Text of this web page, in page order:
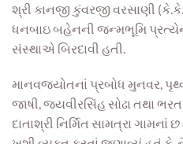
શ્રી કાનજી કુંવરજી વરસાણી
ધનબાઇ બહેનની જન્મભૂમિ
સંસ્થાએ બિરદાવી હતી.
માનવજ્યોતનાં પ્રબોધ મુનવર,
જાષી, જયવીરસિંહ સોઢા તથા
દાતાશ્રી નિર્મિત સામત્રા